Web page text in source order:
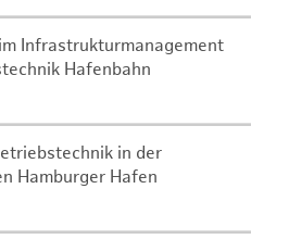
Infrastrukturmanagement
Hafenbahn
in der
Hamburger Hafen